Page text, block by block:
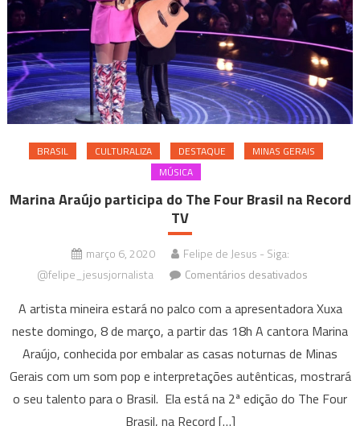
BRASIL CULTURALIZA DESTAQUE
MINAS GERAIS
MÚSICA
Marina Araújo participa do The Four Brasil na Record
TV
março 6, 2020
Felipe de Jesus - Siga:
@felipe_jesusjornalista
Comentários desativadosem
Araújo
participa
do
The
Four
A artista mineira estará no palco com a apresentadora Xuxa
neste domingo, 8 de março, a partir das 18h A cantora Marina
Araújo, conhecida por embalar as casas noturnas de Minas
Gerais com um som pop e interpretações autênticas, mostrará
o seu talento para o Brasil. Ela está na 2ª edição do The Four
Brasil, na Record […]